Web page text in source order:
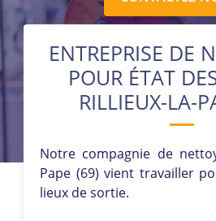
ENTREPRISE DE
POUR ÉTAT
RILLIEUX-LA-
Notre compagnie de
Pape (69) vient travailler
lieux de sortie.